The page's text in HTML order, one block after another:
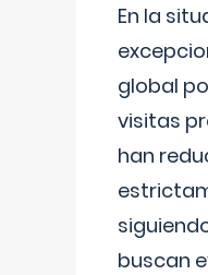
En la
global
visitas
han
buscan